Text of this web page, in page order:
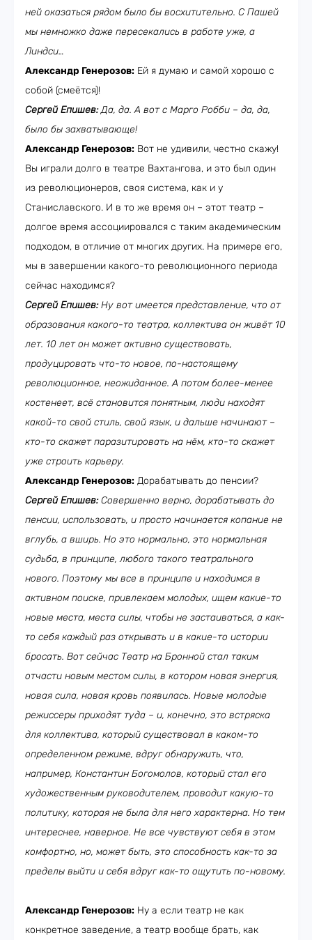
ней оказаться рядом было бы восхитительно. С Пашей
мы немножко даже пересекались в работе уже, а
Линдси…
Александр Генерозов: Ей я думаю и самой хорошо с
собой (смеётся)!
Сергей Епишев:Да, да. А вот с Марго Робби – да, да,
было бы захватывающе!
Александр Генерозов: Вот не удивили, честно скажу!
Вы играли долго в театре Вахтангова, и это был один
из революционеров, своя система, как и у
Станиславского. И в то же время он – этот театр –
долгое время ассоциировался с таким академическим
подходом, в отличие от многих других. На примере его,
мы в завершении какого-то революционного периода
сейчас находимся?
Сергей Епишев:Ну вот имеется представление, что от
образования какого-то театра, коллектива он живёт 10
лет. 10 лет он может активно существовать,
продуцировать что-то новое, по-настоящему
революционное, неожиданное. А потом более-менее
костенеет, всё становится понятным, люди находят
какой-то свой стиль, свой язык, и дальше начинают –
кто-то скажет паразитировать на нём, кто-то скажет
уже строить карьеру.
Александр Генерозов: Дорабатывать до пенсии?
Сергей Епишев:Совершенно верно, дорабатывать до
пенсии, использовать, и просто начинается копание не
вглубь, а вширь. Но это нормально, это нормальная
судьба, в принципе, любого такого театрального
нового. Поэтому мы все в принципе и находимся в
активном поиске, привлекаем молодых, ищем какие-то
новые места, места силы, чтобы не застаиваться, а как-
то себя каждый раз открывать и в какие-то истории
бросать. Вот сейчас Театр на Бронной стал таким
отчасти новым местом силы, в котором новая энергия,
новая сила, новая кровь появилась. Новые молодые
режиссеры приходят туда – и, конечно, это встряска
для коллектива, который существовал в каком-то
определенном режиме, вдруг обнаружить, что,
например, Константин Богомолов, который стал его
художественным руководителем, проводит какую-то
политику, которая не была для него характерна. Но тем
интереснее, наверное. Не все чувствуют себя в этом
комфортно, но, может быть, это способность как-то за
пределы выйти и себя вдруг как-то ощутить по-новому.
Александр Генерозов: Ну а если театр не как
конкретное заведение, а театр вообще брать, как